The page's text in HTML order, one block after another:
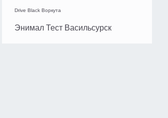
Drive Black Воркута
Энимал Тест Васильсурск